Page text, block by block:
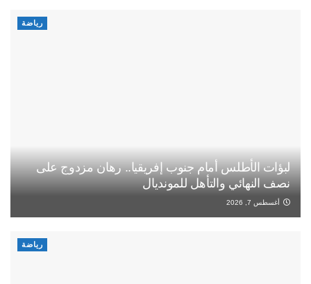
رياضة
لبؤات الأطلس أمام جنوب إفريقيا.. رهان مزدوج على
نصف النهائي والتأهل للمونديال
أغسطس 7, 2026
رياضة